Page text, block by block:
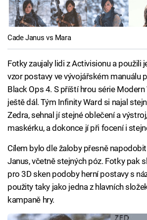
Cade Janus vs Mara
Fotky zaujaly lidi z Activisionu a použili
vzor postavy ve vývojářském manuálu
Black Ops 4. S příští hrou série
ještě dál. Tým Infinity Ward si najal
Zedra, sehnal jí stejné oblečení a
maskérku, a dokonce jí při focení i
Cílem bylo dle žaloby přesně
Janus, včetně stejných póz. Fotky pak
pro 3D sken podoby herní postavy s
použity taky jako jedna z hlavních
kampaně hry.